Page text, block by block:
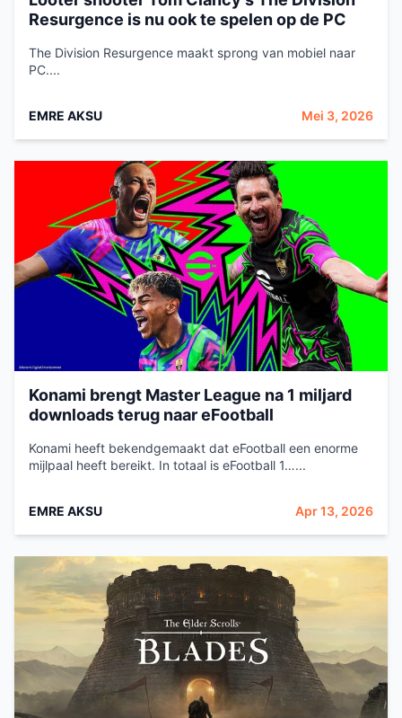
Resurgence is nu ook te spelen op de PC
The Division Resurgence maakt sprong van mobiel naar
PC....
EMRE AKSU Mei 3, 2026
Konami brengt Master League na 1 miljard
downloads terug naar eFootball
Konami heeft bekendgemaakt dat eFootball een enorme
mijlpaal heeft bereikt. In totaal is eFootball 1…...
EMRE AKSU Apr 13, 2026